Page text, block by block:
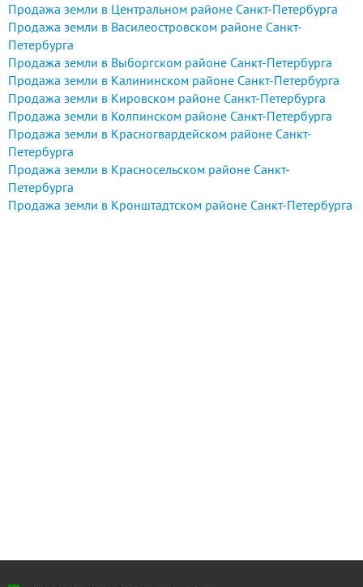
Продажа земли в Центральном районе Санкт-Петербурга
Продажа земли в Василеостровском районе Санкт-
Петербурга
Продажа земли в Выборгском районе Санкт-Петербурга
Продажа земли в Калининском районе Санкт-Петербурга
Продажа земли в Кировском районе Санкт-Петербурга
Продажа земли в Колпинском районе Санкт-Петербурга
Продажа земли в Красногвардейском районе Санкт-
Петербурга
Продажа земли в Красносельском районе Санкт-
Петербурга
Продажа земли в Кронштадтском районе Санкт-Петербурга